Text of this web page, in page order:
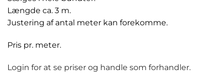
Længde ca. 3 m.
Justering af antal meter kan forekomme.
Pris pr. meter.
Login for at se priser og handle som forhandler.